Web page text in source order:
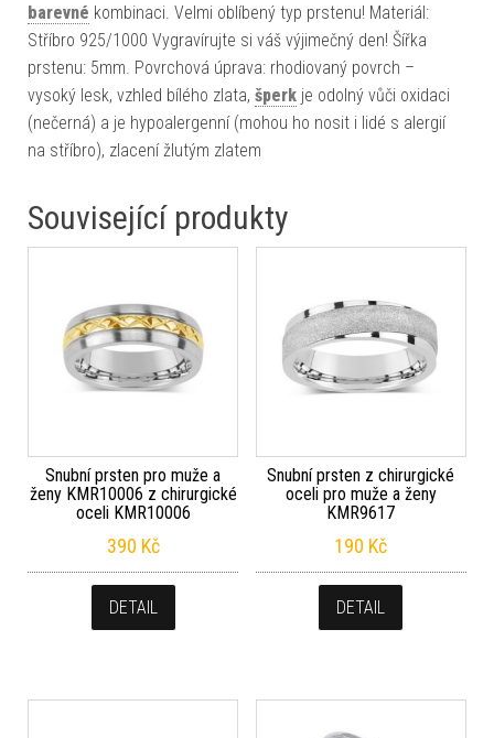
barevné kombinaci. Velmi oblíbený typ prstenu! Materiál:
Stříbro 925/1000 Vygravírujte si váš výjimečný den! Šířka
prstenu: 5mm. Povrchová úprava: rhodiovaný povrch –
vysoký lesk, vzhled bílého zlata, šperk je odolný vůči oxidaci
(nečerná) a je hypoalergenní (mohou ho nosit i lidé s alergií
na stříbro), zlacení žlutým zlatem
Související produkty
Snubní prsten pro muže a
ženy KMR10006 z chirurgické
oceli KMR10006
390 Kč
DETAIL
Snubní prsten z chirurgické
oceli pro muže a ženy
KMR9617
190 Kč
DETAIL